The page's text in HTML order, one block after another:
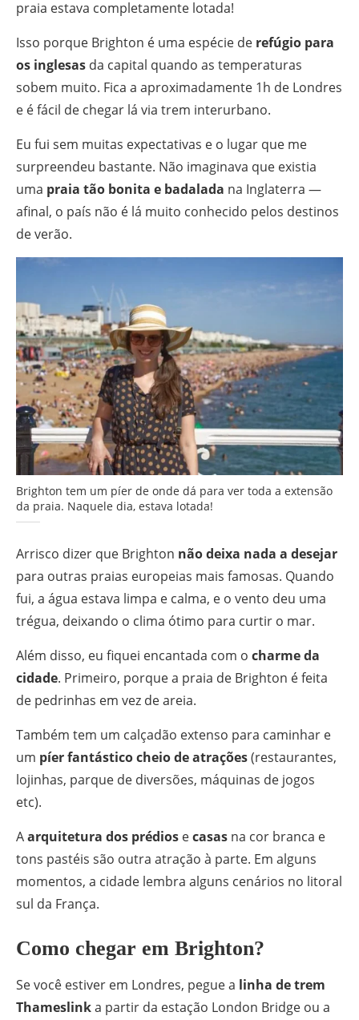
praia estava completamente lotada!
Isso porque Brighton é uma espécie de refúgio para
os inglesas da capital quando as temperaturas
sobem muito. Fica a aproximadamente 1h de Londres
e é fácil de chegar lá via trem interurbano.
Eu fui sem muitas expectativas e o lugar que me
surpreendeu bastante. Não imaginava que existia
uma praia tão bonita e badalada na Inglaterra —
afinal, o país não é lá muito conhecido pelos destinos
de verão.
Brighton tem um píer de onde dá para ver toda a extensão
da praia. Naquele dia, estava lotada!
Arrisco dizer que Brighton não deixa nada a desejar
para outras praias europeias mais famosas. Quando
fui, a água estava limpa e calma, e o vento deu uma
trégua, deixando o clima ótimo para curtir o mar.
Além disso, eu fiquei encantada com o charme da
cidade. Primeiro, porque a praia de Brighton é feita
de pedrinhas em vez de areia.
Também tem um calçadão extenso para caminhar e
um píer fantástico cheio de atrações(restaurantes,
lojinhas, parque de diversões, máquinas de jogos
etc).
Aarquitetura dos prédios ecasas na cor branca e
tons pastéis são outra atração à parte. Em alguns
momentos, a cidade lembra alguns cenários no litoral
sul da França.
Como chegar em Brighton?
Se você estiver em Londres, pegue a linha de trem
Thameslinka partir da estação London Bridge ou a